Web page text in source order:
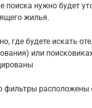
поиска нужно будет
жилья.
где будете искать
или
фильтры расположены